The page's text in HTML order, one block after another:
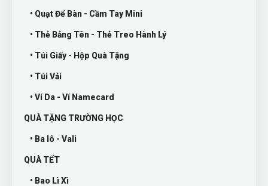
• Quạt Để Bàn - Cầm Tay Mini
• Thẻ Bảng Tên - Thẻ Treo Hành Lý
• Túi Giấy - Hộp Quà Tặng
• Túi Vải
• Ví Da - Ví Namecard
QUÀ TẶNG TRƯỜNG HỌC
• Ba lô - Vali
QUÀ TẾT
• Bao Lì Xì